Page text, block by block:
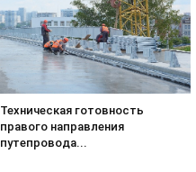
Техническая готовность
правого направления
путепровода...